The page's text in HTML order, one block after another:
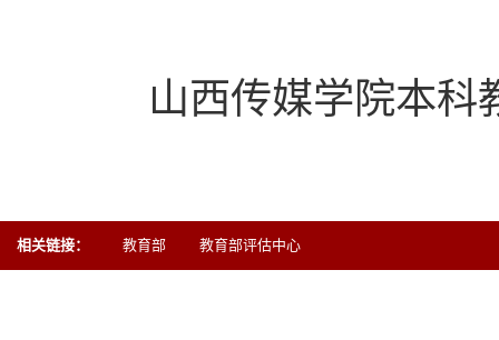
山西传媒学院本科教
相关链接： 教育部 教育部评估中心